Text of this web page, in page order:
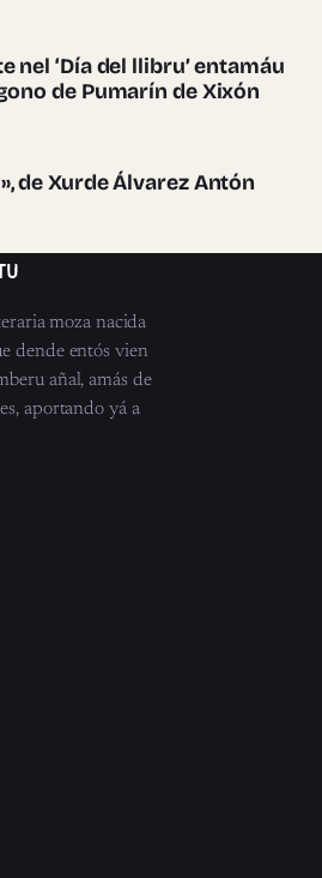
pieces
nel ‘Día del llibru’ entamáu
de Pumarín de Xixón
de Xurde Álvarez Antón
moza nacida
dende entós vien
añal, amás de
aportando yá a